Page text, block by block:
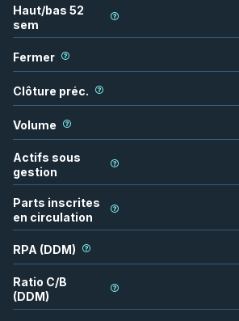
Haut/bas 52
sem
Fermer
Clôture préc.
Volume
Actifs sous
gestion
Parts inscrites
en circulation
RPA (DDM)
Ratio C/B
(DDM)